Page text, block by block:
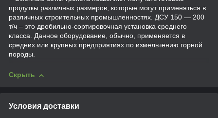
продуткы различных размеров, которые могут применяться в
различных строительных промышленностях. ДСУ 150 ― 200
т/ч – это дробильно-сортировочная установка среднего
класса. Данное оборудование, обычно, применяется в
средних или крупных предприятиях по измельчению горной
породы.
Скрыть
Условия доставки